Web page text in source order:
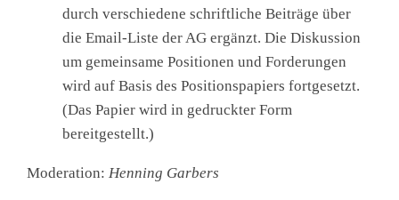
durch verschiedene schriftliche Beiträge über
die Email-Liste der AG ergänzt. Die Diskussion
um gemeinsame Positionen und Forderungen
wird auf Basis des Positionspapiers fortgesetzt.
(Das Papier wird in gedruckter Form
bereitgestellt.)
Moderation: Henning Garbers